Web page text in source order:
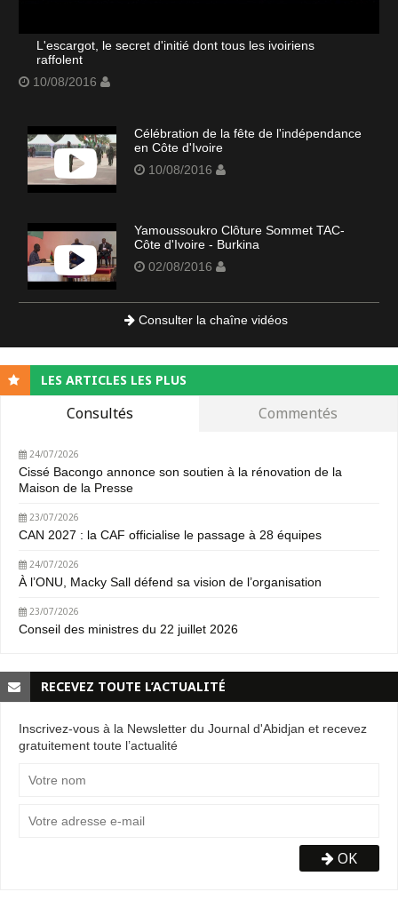
L'escargot, le secret d'initié dont tous les ivoiriens
raffolent
10/08/2016
Célébration de la fête de l'indépendance
en Côte d'Ivoire
10/08/2016
Yamoussoukro Clôture Sommet TAC-
Côte d'Ivoire - Burkina
02/08/2016
Consulter la chaîne vidéos
LES ARTICLES LES PLUS
Consultés Commentés
24/07/2026
Cissé Bacongo annonce son soutien à la rénovation de la
Maison de la Presse
23/07/2026
CAN 2027 : la CAF officialise le passage à 28 équipes
24/07/2026
À l’ONU, Macky Sall défend sa vision de l’organisation
23/07/2026
Conseil des ministres du 22 juillet 2026
RECEVEZ TOUTE L’ACTUALITÉ
Inscrivez-vous à la Newsletter du Journal d'Abidjan et recevez
gratuitement toute l’actualité
OK